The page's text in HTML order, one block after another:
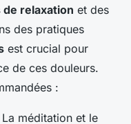
relaxation et des
des pratiques
est crucial pour
de ces douleurs.
:
La méditation et le